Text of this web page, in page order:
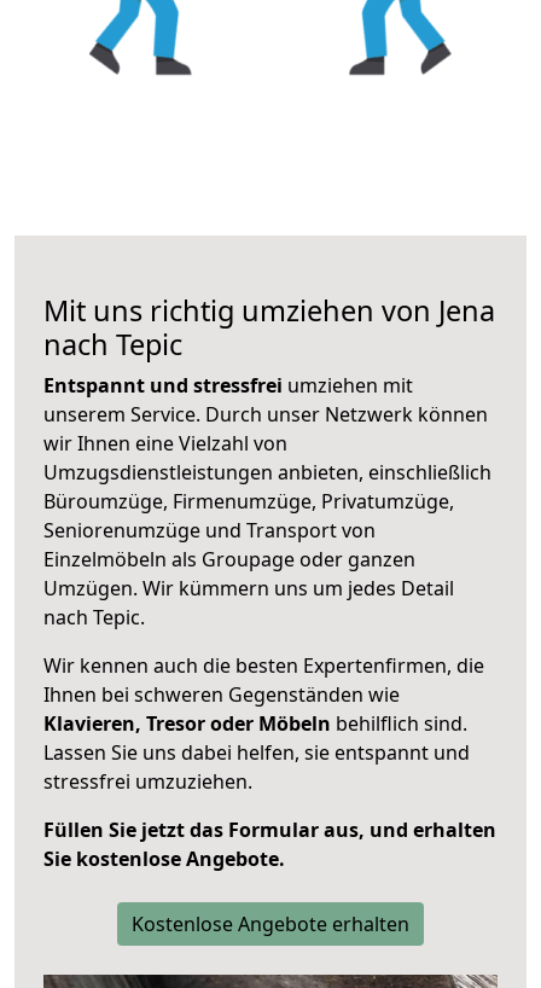
Mit uns richtig umziehen von Jena
nach Tepic
Entspannt und stressfrei umziehen mit
unserem Service. Durch unser Netzwerk können
wir Ihnen eine Vielzahl von
Umzugsdienstleistungen anbieten, einschließlich
Büroumzüge, Firmenumzüge, Privatumzüge,
Seniorenumzüge und Transport von
Einzelmöbeln als Groupage oder ganzen
Umzügen. Wir kümmern uns um jedes Detail
nach Tepic.
Wir kennen auch die besten Expertenfirmen, die
Ihnen bei schweren Gegenständen wie
Klavieren, Tresor oder Möbeln behilflich sind.
Lassen Sie uns dabei helfen, sie entspannt und
stressfrei umzuziehen.
Füllen Sie jetzt das Formular aus, und erhalten
Sie kostenlose Angebote.
Kostenlose Angebote erhalten